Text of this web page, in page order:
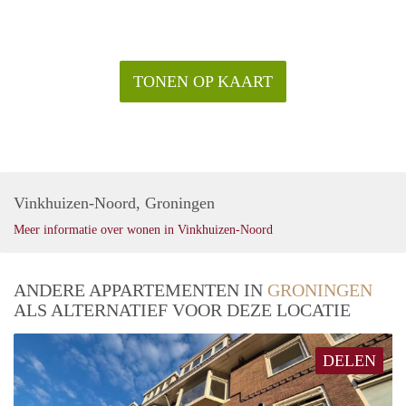
TONEN OP KAART
Vinkhuizen-Noord, Groningen
Meer informatie over wonen in Vinkhuizen-Noord
ANDERE APPARTEMENTEN IN GRONINGEN
ALS ALTERNATIEF VOOR DEZE LOCATIE
DELEN